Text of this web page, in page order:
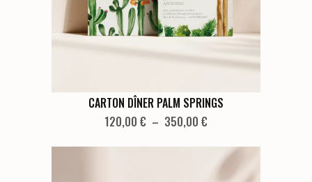
CARTON DÎNER PALM SPRINGS
120,00 € – 350,00 €Plage
prix :
120,00 €